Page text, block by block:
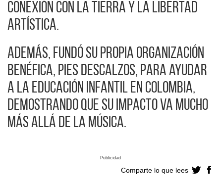
conexión con la tierra y la libertad
artística.
Además, fundó su propia organización
benéfica, Pies Descalzos, para ayudar
a la educación infantil en Colombia,
demostrando que su impacto va mucho
más allá de la música.
Comparte lo que lees
Publicidad